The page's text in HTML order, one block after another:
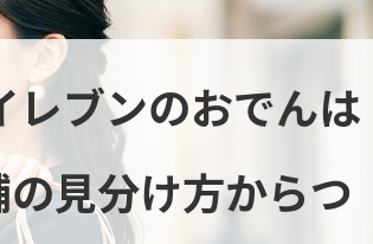
レブンのおでんは
見分け方からつ